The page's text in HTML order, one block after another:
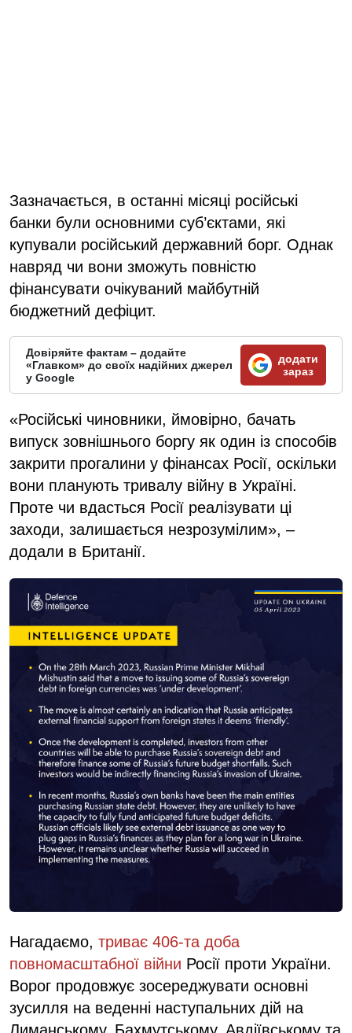
Зазначається, в останні місяці російські
банки були основними суб’єктами, які
купували російський державний борг. Однак
навряд чи вони зможуть повністю
фінансувати очікуваний майбутній
бюджетний дефіцит.
Довіряйте фактам – додайте
«Главком» до своїх надійних джерел
у Google
додати
зараз
«Російські чиновники, ймовірно, бачать
випуск зовнішнього боргу як один із способів
закрити прогалини у фінансах Росії, оскільки
вони планують тривалу війну в Україні.
Проте чи вдасться Росії реалізувати ці
заходи, залишається незрозумілим», –
додали в Британії.
Нагадаємо, триває 406-та доба
повномасштабної війни Росії проти України.
Ворог продовжує зосереджувати основні
зусилля на веденні наступальних дій на